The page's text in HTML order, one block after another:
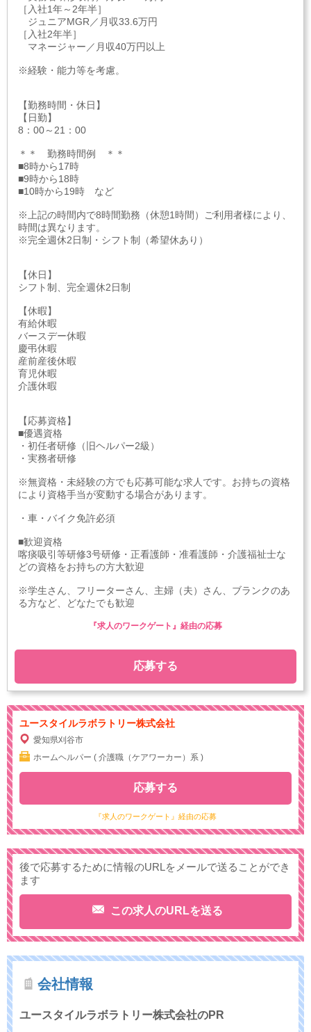
［入社1年～2年半］
ジュニアMGR／月収33.6万円
［入社2年半］
マネージャー／月収40万円以上
※経験・能力等を考慮。
【勤務時間・休日】
【日勤】
8：00～21：00
＊＊ 勤務時間例 ＊＊
■8時から17時
■9時から18時
■10時から19時 など
※上記の時間内で8時間勤務（休憩1時間）ご利用者様により、
時間は異なります。
※完全週休2日制・シフト制（希望休あり）
【休日】
シフト制、完全週休2日制
【休暇】
有給休暇
バースデー休暇
慶弔休暇
産前産後休暇
育児休暇
介護休暇
【応募資格】
■優遇資格
・初任者研修（旧ヘルパー2級）
・実務者研修
※無資格・未経験の方でも応募可能な求人です。お持ちの資格
により資格手当が変動する場合があります。
・車・バイク免許必須
■歓迎資格
喀痰吸引等研修3号研修・正看護師・准看護師・介護福祉士な
どの資格をお持ちの方大歓迎
※学生さん、フリーターさん、主婦（夫）さん、ブランクのあ
る方など、どなたでも歓迎
応募する
『求人のワークゲート』経由の応募
ユースタイルラボラトリー株式会社
愛知県刈谷市
ホームヘルパー ( 介護職（ケアワーカー）系 )
『求人のワークゲート』経由の応募
応募する
後で応募するために情報のURLをメールで送ることができ
ます
この求人のURLを送る
会社情報
ユースタイルラボラトリー株式会社のPR